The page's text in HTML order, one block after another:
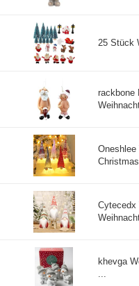
25 Stück
rackbone
Cytecedx
khevga
...